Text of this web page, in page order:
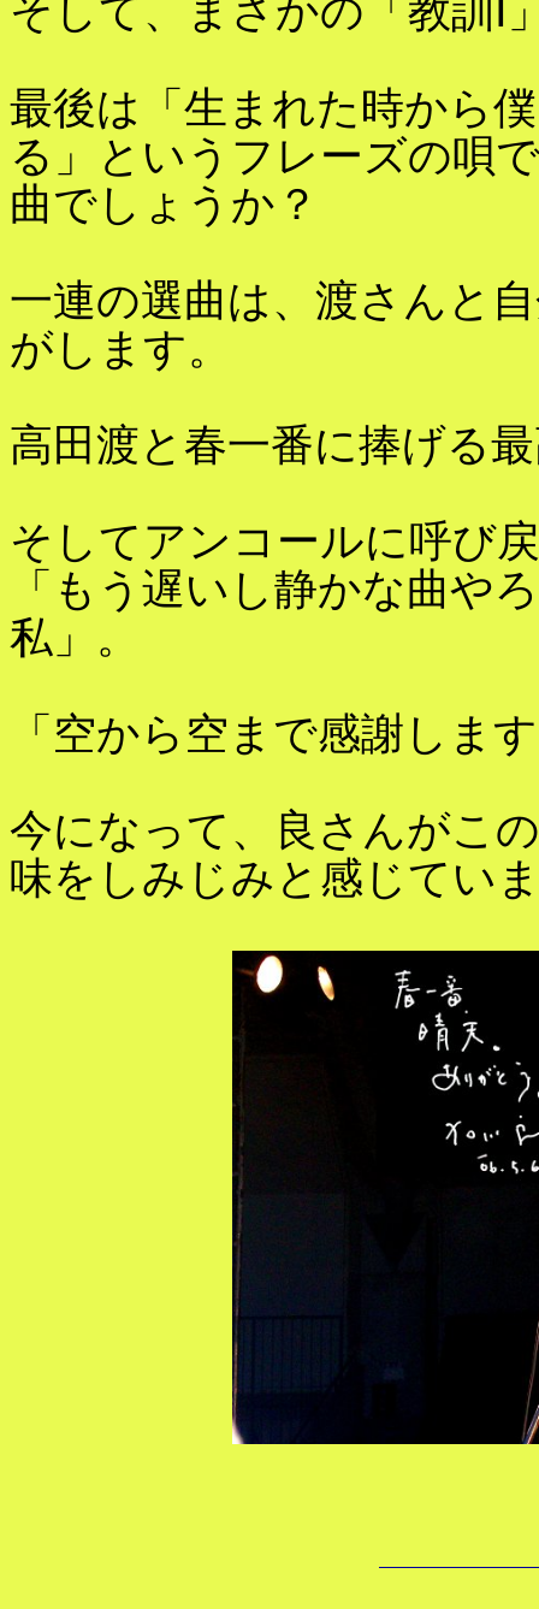
そして、まさかの「教訓Ⅰ
最後は「生まれた時から
る」というフレーズの唄
曲でしょうか？
一連の選曲は、渡さんと
がします。
高田渡と春一番に捧げる
そしてアンコールに呼び
「もう遅いし静かな曲や
私」。
「空から空まで感謝しま
今になって、良さんがこ
味をしみじみと感じてい